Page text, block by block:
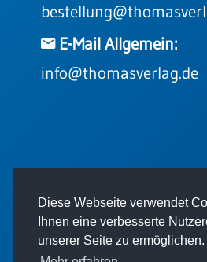
Diese Webseite verwendet
Ihnen eine verbesserte
unserer Seite zu ermöglichen.
E-Mail Allgemein:
info@thomasverlag.de